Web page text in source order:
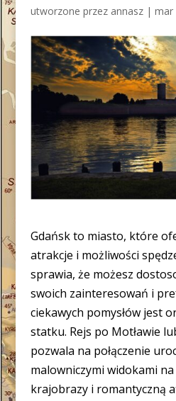
utworzone przez annasz| mar
Gdańsk to miasto, które
atrakcje i możliwości
sprawia, że możesz
swoich zainteresowań i
ciekawych pomysłów jest
statku. Rejs po Motławie
pozwala na połączenie
malowniczymi widokami
krajobrazy i romantyczną